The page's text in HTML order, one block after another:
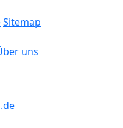
Sitemap
uns